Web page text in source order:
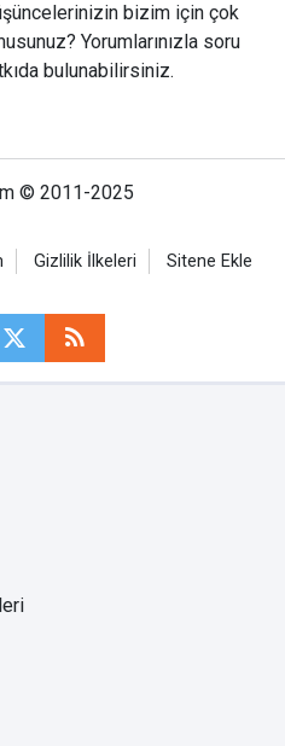
bizim için çok
Yorumlarınızla soru
bulunabilirsiniz.
© 2011-2025
Gizlilik İlkeleri Sitene Ekle